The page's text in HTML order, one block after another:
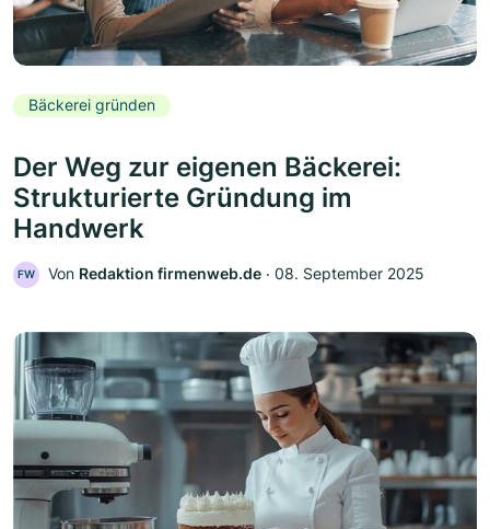
Bäckerei gründen
Der Weg zur eigenen Bäckerei:
Strukturierte Gründung im
Handwerk
FW Von Redaktion firmenweb.de ‧ 08. September 2025